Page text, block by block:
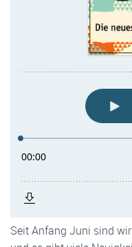
Seit Anfang Juni sind